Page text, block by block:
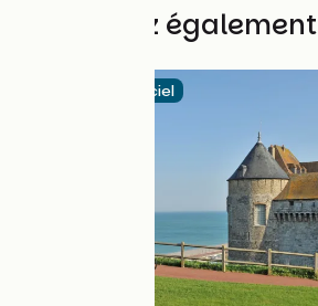
Découvrez également
Itinéraire officiel